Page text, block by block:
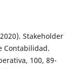
Stakeholder
Contabilidad.
100, 89-